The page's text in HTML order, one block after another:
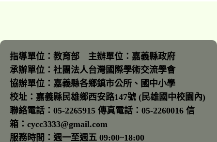
指導單位：教育部 主辦單位：嘉義縣政府
承辦單位：社團法人台灣國際學術交流學會
協辦單位：嘉義縣各鄉鎮市公所、國中小學
校址：嘉義縣民雄鄉西安路147號 (民雄國中校園內)
聯絡電話：05-2265915 傳真電話：05-2260016 信
箱：cycc3333@gmail.com
服務時間：週一至週五 09:00~18:00